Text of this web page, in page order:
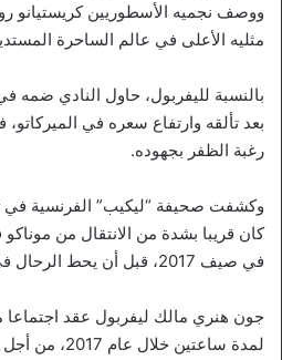
ووصف نجميه الأسطوريين كريستيانو
مثليه الأعلى في عالم الساحرة
بعد تألقه وارتفاع سعره في
رغبة الظفر بجهوده.
وكشفت صحيفة “ليكيب” الفرنسية في
كان قريبا بشدة من الانتقال من
في صيف 2017، قبل أن يحط الرحال في ملعب “حديقة الأمراء”.
جون هنري مالك ليفربول عقد اجتماعا
لمدة ساعتين